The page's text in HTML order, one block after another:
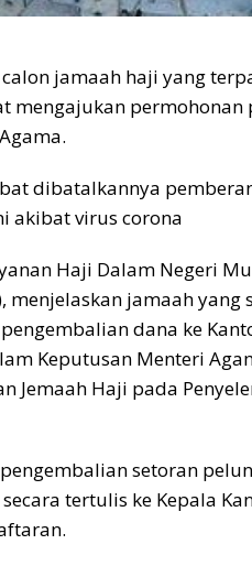
jamaah haji yang
mengajukan
dibatalkannya
akibat virus corona
Haji Dalam Negeri
menjelaskan jamaah
dana ke
Keputusan Menteri
Jemaah Haji pada
setoran
tertulis ke Kepala